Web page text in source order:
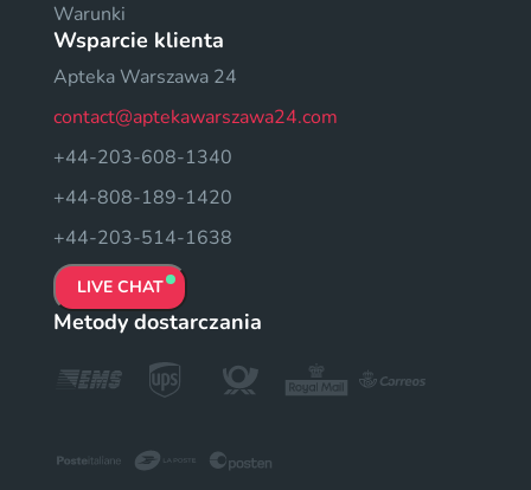
Warunki
Wsparcie klienta
Apteka Warszawa 24
contact@aptekawarszawa24.com
+44-203-608-1340
+44-808-189-1420
+44-203-514-1638
LIVE CHAT
Metody dostarczania